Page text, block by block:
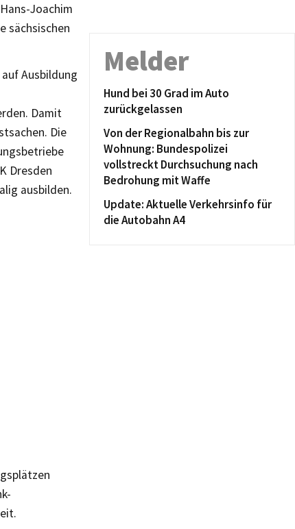
Joachim
sächsischen
Ausbildung
Damit
Die
Dresden
ausbilden.
Melder
Hund bei 30 Grad im Auto
zurückgelassen
Von der Regionalbahn bis zur
Wohnung: Bundespolizei
vollstreckt Durchsuchung nach
Bedrohung mit Waffe
Update: Aktuelle Verkehrsinfo für
die Autobahn A4